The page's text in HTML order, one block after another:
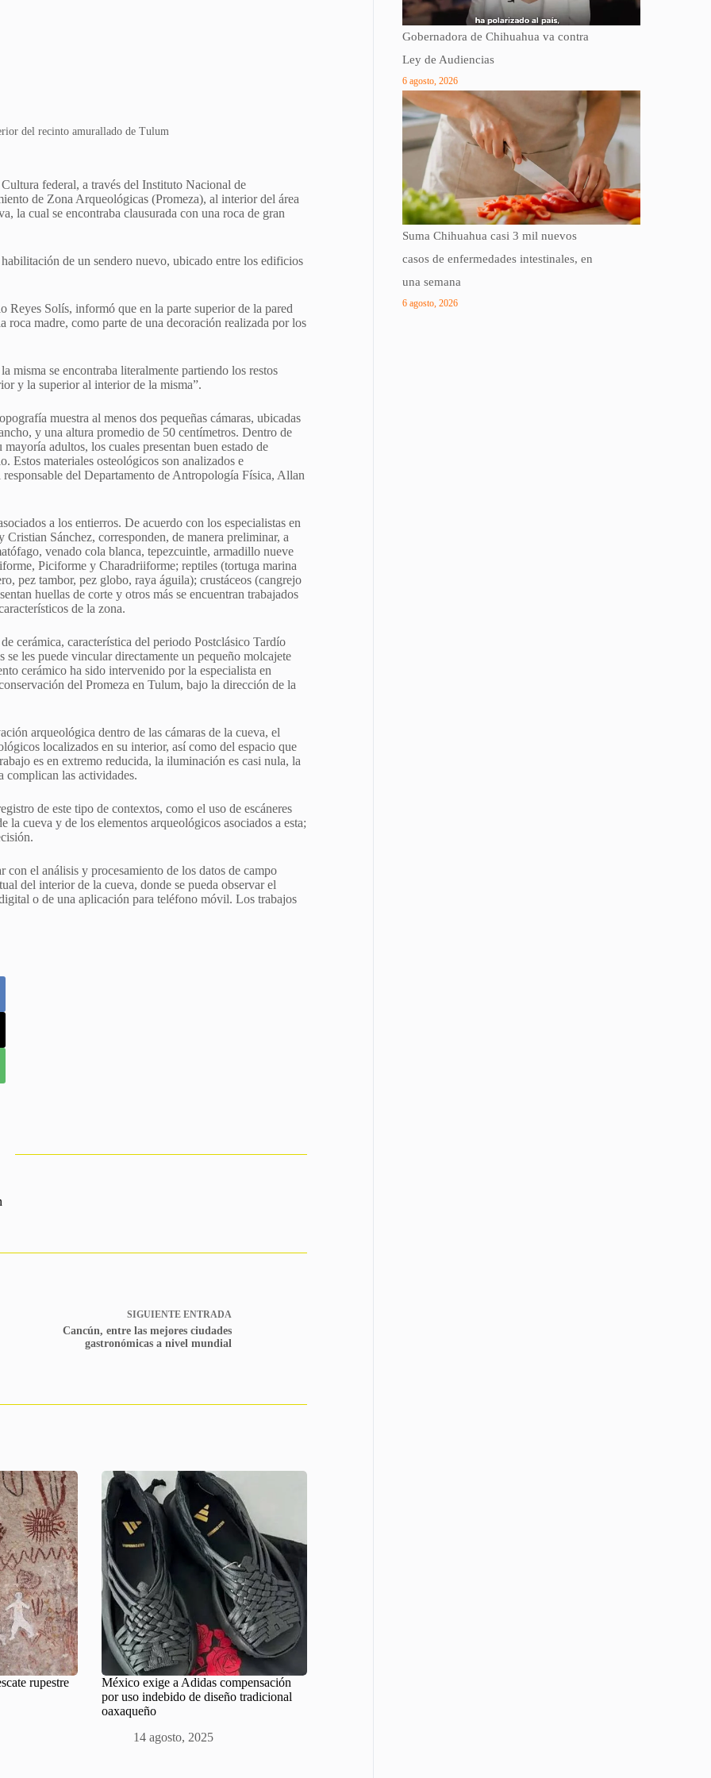
del recinto amurallado de Tulum
federal, a través del Instituto Nacional de
de Zona Arqueológicas (Promeza), al interior del área
la cual se encontraba clausurada con una roca de gran
de un sendero nuevo, ubicado entre los edificios
Solís, informó que en la parte superior de la pared
madre, como parte de una decoración realizada por los
misma se encontraba literalmente partiendo los restos
y la superior al interior de la misma”.
muestra al menos dos pequeñas cámaras, ubicadas
y una altura promedio de 50 centímetros. Dentro de
adultos, los cuales presentan buen estado de
Estos materiales osteológicos son analizados e
del Departamento de Antropología Física, Allan
a los entierros. De acuerdo con los especialistas en
Sánchez, corresponden, de manera preliminar, a
venado cola blanca, tepezcuintle, armadillo nueve
Piciforme y Charadriiforme; reptiles (tortuga marina
pez tambor, pez globo, raya águila); crustáceos (cangrejo
huellas de corte y otros más se encuentran trabajados
de la zona.
cerámica, característica del periodo Postclásico Tardío
les puede vincular directamente un pequeño molcajete
cerámico ha sido intervenido por la especialista en
del Promeza en Tulum, bajo la dirección de la
arqueológica dentro de las cámaras de la cueva, el
localizados en su interior, así como del espacio que
es en extremo reducida, la iluminación es casi nula, la
complican las actividades.
de este tipo de contextos, como el uso de escáneres
cueva y de los elementos arqueológicos asociados a esta;
el análisis y procesamiento de los datos de campo
del interior de la cueva, donde se pueda observar el
o de una aplicación para teléfono móvil. Los trabajos
SIGUIENTE ENTRADA
Cancún, entre las mejores ciudades
gastronómicas a nivel mundial
rupestre
México exige a Adidas compensación
por uso indebido de diseño tradicional
oaxaqueño
14 agosto, 2025
Gobernadora de Chihuahua va contra
Ley de Audiencias
6 agosto, 2026
Suma Chihuahua casi 3 mil nuevos
casos de enfermedades intestinales, en
una semana
6 agosto, 2026